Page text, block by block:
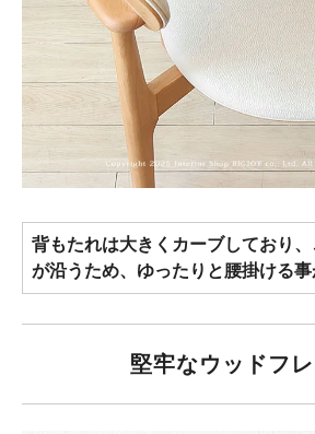
背もたれは大きくカーブしており
が沿うため、ゆったりと腰掛ける事
堅牢なウッドフ